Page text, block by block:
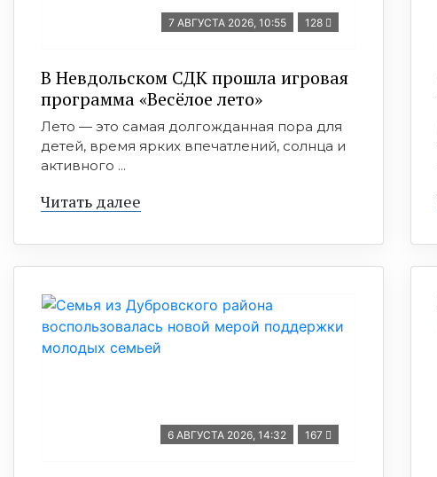
7 АВГУСТА 2026, 10:55 128
В Невдольском СДК прошла игровая
программа «Весёлое лето»
Лето — это самая долгожданная пора для
детей, время ярких впечатлений, солнца и
активного ...
Читать далее
6 АВГУСТА 2026, 14:32 167